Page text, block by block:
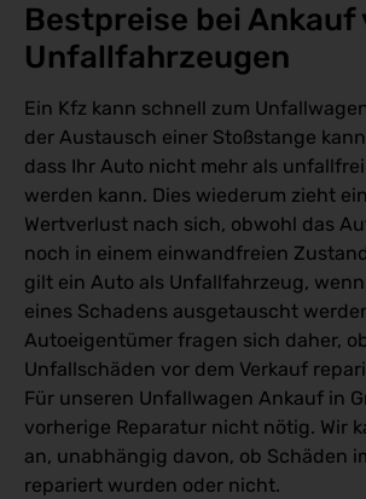
Bestpreise bei Ankauf
Unfallfahrzeugen
Ein Kfz kann schnell zum
der Austausch einer Stoßstange
dass Ihr Auto nicht mehr als
werden kann. Dies wiederum zieht
Wertverlust nach sich, obwohl das
noch in einem einwandfreien
gilt ein Auto als Unfallfahrzeug,
eines Schadens ausgetauscht
Autoeigentümer fragen sich daher,
Unfallschäden vor dem Verkauf
Für unseren Unfallwagen Ankauf in
vorherige Reparatur nicht nötig. Wir
an, unabhängig davon, ob Schäden
repariert wurden oder nicht.